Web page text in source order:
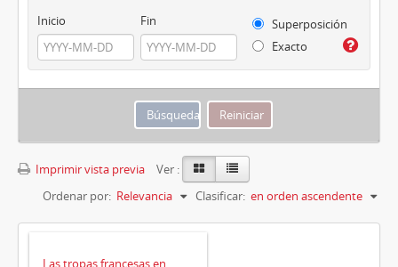
Inicio Fin
Superposición
Exacto
Imprimir vista previa
Ver :
Ordenar por: Relevancia Clasificar: en orden ascendente
Las tropas francesas en